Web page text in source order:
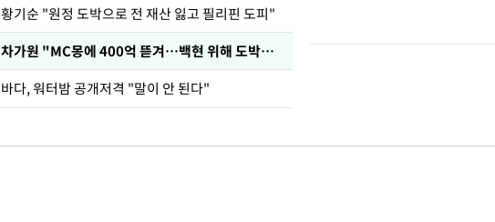
황기순 "원정 도박으로 전 재산 잃고 필리핀 도피"
차가원 "MC몽에 400억 뜯겨…백현 위해 도박빚 갚아줘"
바다, 워터밤 공개저격 "말이 안 된다"